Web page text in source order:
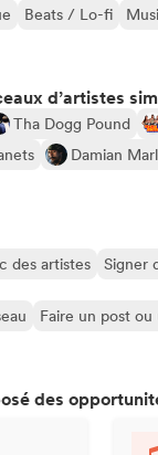
Beats / Lo-fi
d’artistes
Tha Dogg Pound
Damian
des artistes Signer
Faire un post ou
des